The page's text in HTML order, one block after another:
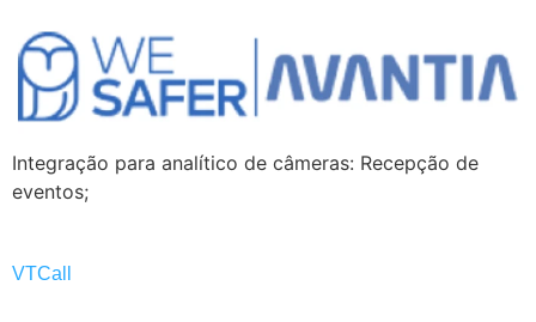
Integração para analítico de câmeras: Recepção de
eventos;
VTCall